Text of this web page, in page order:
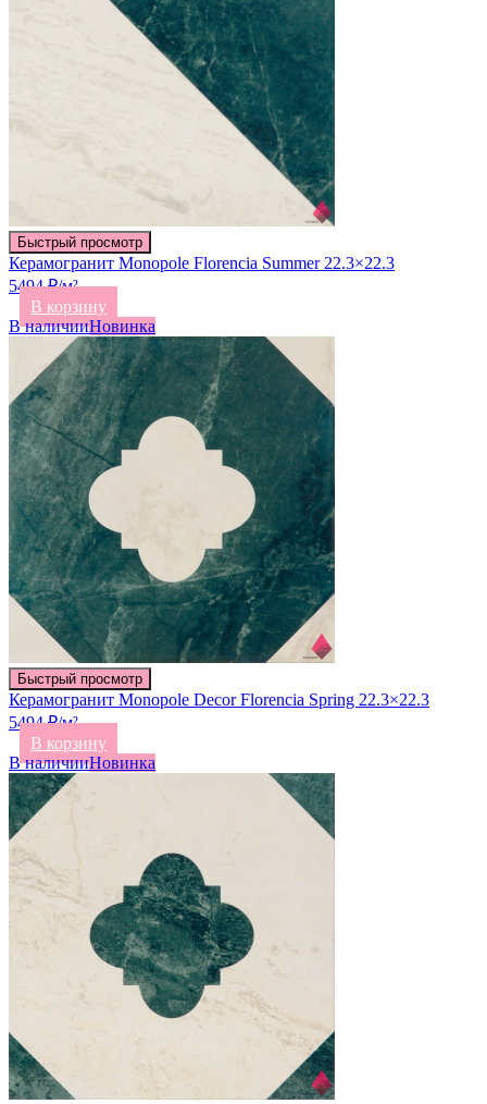
Быстрый просмотр
Керамогранит Monopole Florencia Summer 22.3×22.3
5494 ₽/м²
В корзину
В наличииНовинка
Быстрый просмотр
Керамогранит Monopole Decor Florencia Spring 22.3×22.3
5494 ₽/м²
В корзину
В наличииНовинка